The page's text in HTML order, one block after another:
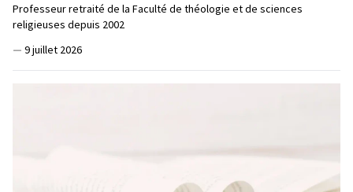
Professeur retraité de la Faculté de théologie et de sciences
religieuses depuis 2002
— 9 juillet 2026